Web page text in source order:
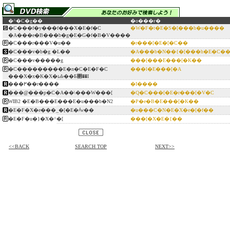
�^�C�g��
�o���ғ�
�C���f�y���f���X�E�f�C
�A���e�B���b�g�E�G�f�B�V����
�W�F�t�E�S�[���h�u����
�C���r���V�u��
�r���[�E�[�C��
�C���v�b�g �L��
�A���b�N��{�[���h�E�C��
�C���v�����g
���[���E���[�K��
�C���������E�n�C�E�F�C
���X�x�K�X�ւԂ��Ƃ΂��I
���l�E���[�A
���߂��r����
�I����
���@���p�C�A��\���W���[
�Q�C���[�E�r���[�V�C
WIB2 �E�B���E���E�u���b�N2
�P�e�B�E���[�K��
�E�F�X�e���_�[�E�҂̎w��
�u���C�N�E�X�e�[�f��
�E�F�u�}�X�^�[
���[�X�E�{��
<<BACK SEARCH TOP NEXT>>